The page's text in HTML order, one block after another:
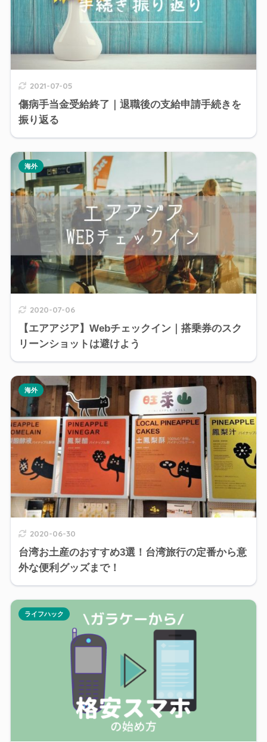
2021-07-05
傷病手当金受給終了｜退職後の支給申請手続きを
振り返る
2020-07-06
【エアアジア】Webチェックイン｜搭乗券のスク
リーンショットは避けよう
海外
2020-06-30
台湾お土産のおすすめ3選！台湾旅行の定番から意
外な便利グッズまで！
海外
ライフハック